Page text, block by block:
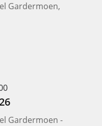
Gardermoen,
Gardermoen -